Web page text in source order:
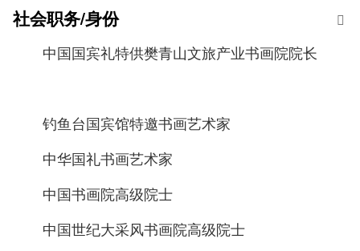
社会职务/身份
中国国宾礼特供樊青山文旅产业书画院院长
钓鱼台国宾馆特邀书画艺术家
中华国礼书画艺术家
中国书画院高级院士
中国世纪大采风书画院高级院士